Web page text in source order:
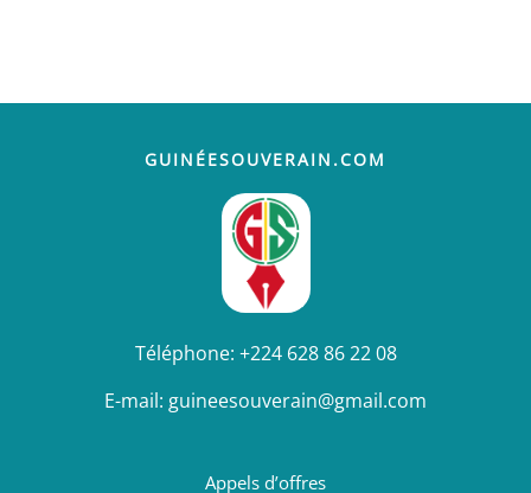
GUINÉESOUVERAIN.COM
Téléphone: +224 628 86 22 08
E-mail: guineesouverain@gmail.com
Appels d’offres